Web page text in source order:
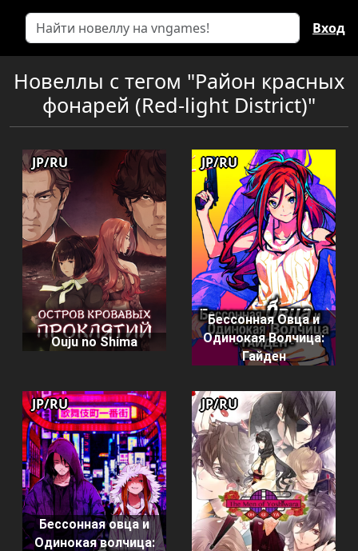
Вход
Новеллы с тегом "Район красных
фонарей (Red-light District)"
Ouju no Shima
JP/RU
Бессонная Овца и
Одинокая Волчица:
Гайден
JP/RU
Бессонная овца и
Одинокая волчица:
JP/RU JP/RU